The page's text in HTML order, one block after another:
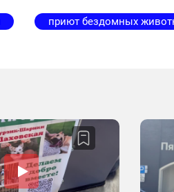
приют бездомных